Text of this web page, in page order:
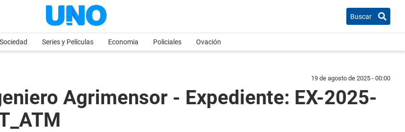
Buscar
Sociedad Series y Películas Economia Policiales Ovación
19 de agosto de 2025 - 00:00
Agrimensor - Expediente: EX-2025-